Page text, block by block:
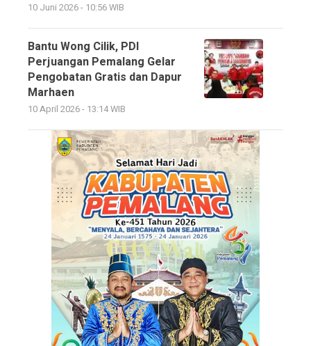
10 Juni 2026 - 10:56 WIB
Bantu Wong Cilik, PDI
Perjuangan Pemalang Gelar
Pengobatan Gratis dan Dapur
Marhaen
10 April 2026 - 13:14 WIB